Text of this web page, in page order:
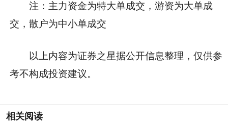
注：主力资金为特大单成交，游资为大单成
交，散户为中小单成交
以上内容为证券之星据公开信息整理，仅供参
考不构成投资建议。
相关阅读